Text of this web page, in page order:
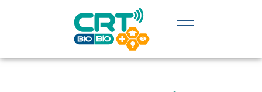
REGIÓN:
CONOCE